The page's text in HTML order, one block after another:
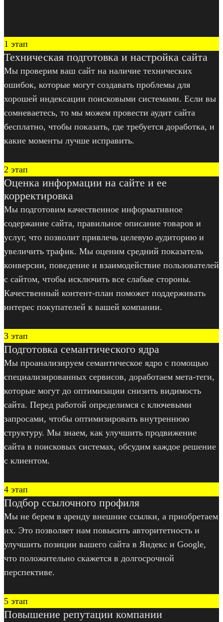
1 этап
Техническая подготовка и настройка сайта
Мы проверим ваш сайт на наличие технических
ошибок, которые могут создавать проблемы для
хорошей индексации поисковыми системами. Если вы
сомневаетесь, то мы можем провести аудит сайта
бесплатно, чтобы показать, где требуется доработка, и
какие моменты лучше исправить.
2 этап
Оценка информации на сайте и ее
корректировка
Мы подготовим качественное информативное
содержание сайта, правильное описание товаров и
услуг, что позволит привлечь целевую аудиторию и
увеличить трафик. Мы оценим средний показатель
конверсии, поведение и взаимодействие пользователей
с сайтом, чтобы исключить все слабые стороны.
Качественный контент-план поможет поддерживать
интерес покупателей к вашей компании.
3 этап
Подготовка семантического ядра
Мы проанализируем семантическое ядро с помощью
специализированных сервисов, доработаем мета-теги,
которые могут до оптимизации снизить видимость
сайта. Перед работой определимся с ключевыми
запросами, чтобы оптимизировать внутреннюю
структуру. Мы знаем, как улучшить продвижение
сайта в поисковых системах, обсудим каждое решение
с клиентом.
4 этап
Подбор ссылочного профиля
Мы не берем в аренду внешние ссылки, а приобретаем
их. Это позволяет нам повысить авторитетность и
улучшить позиции вашего сайта в Яндекс и Google,
что положительно скажется в долгосрочной
перспективе.
5 этап
Повышение репутации компании